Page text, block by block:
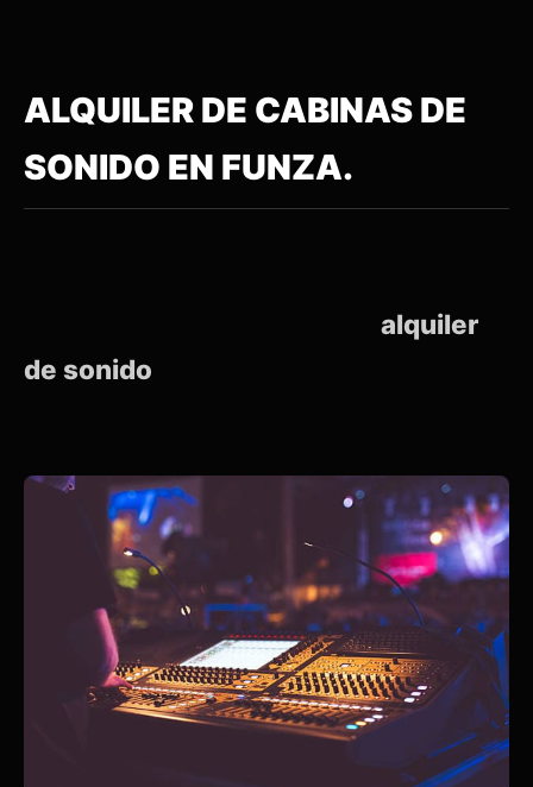
ALQUILER DE CABINAS DE
SONIDO EN FUNZA.
alquiler
de sonido